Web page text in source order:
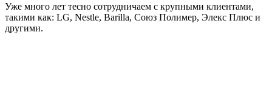
Уже много лет тесно сотрудничаем с крупными клиентами,
такими как: LG, Nestle, Barilla, Союз Полимер, Элекс Плюс и
другими.